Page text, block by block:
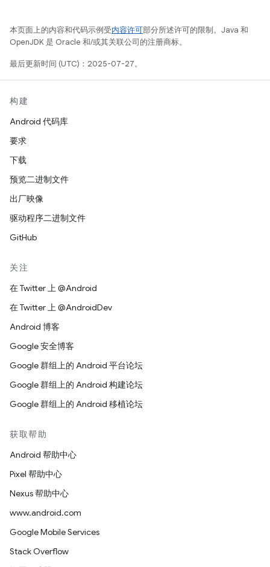
本页面上的内容和代码示例受内容许可部分所述许可的限制。Java 和
OpenJDK 是 Oracle 和/或其关联公司的注册商标。
最后更新时间 (UTC)：2025-07-27。
构建
Android 代码库
要求
下载
预览二进制文件
出厂映像
驱动程序二进制文件
GitHub
关注
在 Twitter 上 @Android
在 Twitter 上 @AndroidDev
Android 博客
Google 安全博客
Google 群组上的 Android 平台论坛
Google 群组上的 Android 构建论坛
Google 群组上的 Android 移植论坛
获取帮助
Android 帮助中心
Pixel 帮助中心
Nexus 帮助中心
www.android.com
Google Mobile Services
Stack Overflow